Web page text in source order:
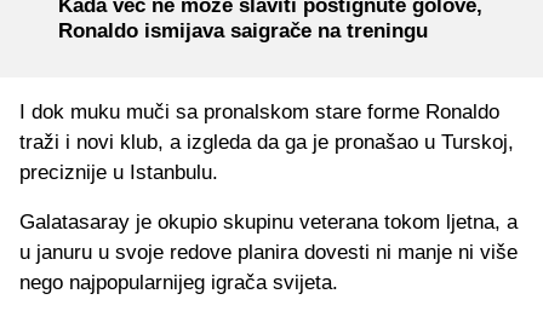
Kada već ne može slaviti postignute golove,
Ronaldo ismijava saigrače na treningu
I dok muku muči sa pronalskom stare forme Ronaldo
traži i novi klub, a izgleda da ga je pronašao u Turskoj,
preciznije u Istanbulu.
Galatasaray je okupio skupinu veterana tokom ljetna, a
u januru u svoje redove planira dovesti ni manje ni više
nego najpopularnijeg igrača svijeta.